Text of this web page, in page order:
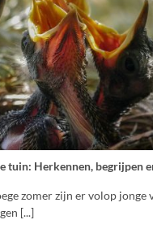
tuin: Herkennen, begrijpen
zomer zijn er volop jonge
[...]